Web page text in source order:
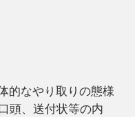
的なやり取りの態様
頭、送付状等の内